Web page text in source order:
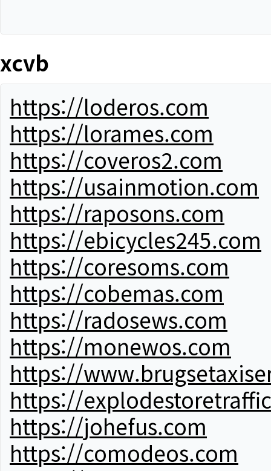
xcvb
https://loderos.com
https://lorames.com
https://coveros2.com
https://usainmotion.com
https://raposons.com
https://ebicycles245.com
https://coresoms.com
https://cobemas.com
https://radosews.com
https://monewos.com
https://
https://
https://johefus.com
https://comodeos.com